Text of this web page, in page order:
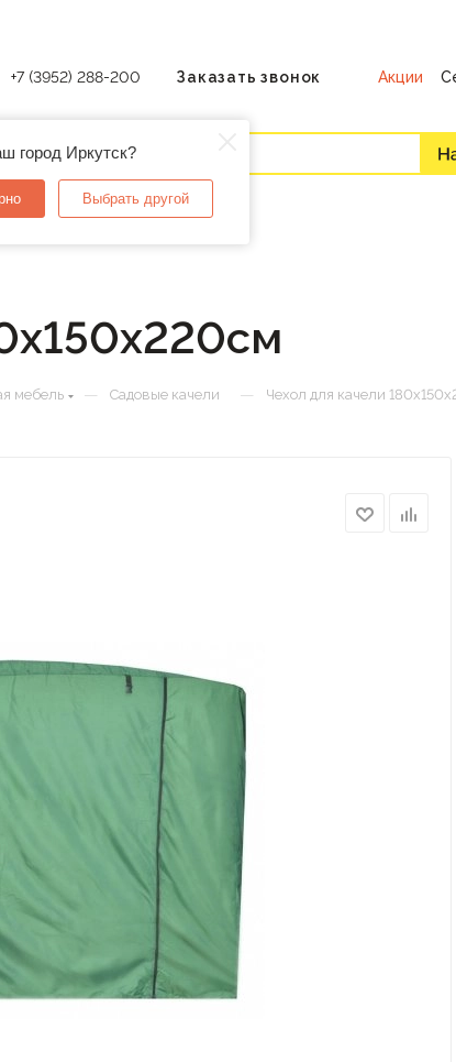
город Иркутск?
Выбрать другой
+7 (3952) 288-200 Заказать звонок Акции
мебель — Садовые качели — Чехол для качели